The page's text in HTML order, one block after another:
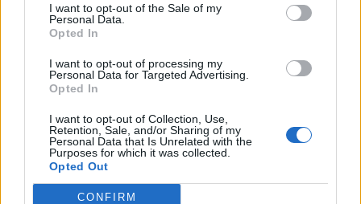
I want to opt-out of the Sale of my
Personal Data.
Opted In
I want to opt-out of processing my
Personal Data for Targeted Advertising.
Opted In
I want to opt-out of Collection, Use,
Retention, Sale, and/or Sharing of my
Personal Data that Is Unrelated with the
Purposes for which it was collected.
Opted Out
CONFIRM